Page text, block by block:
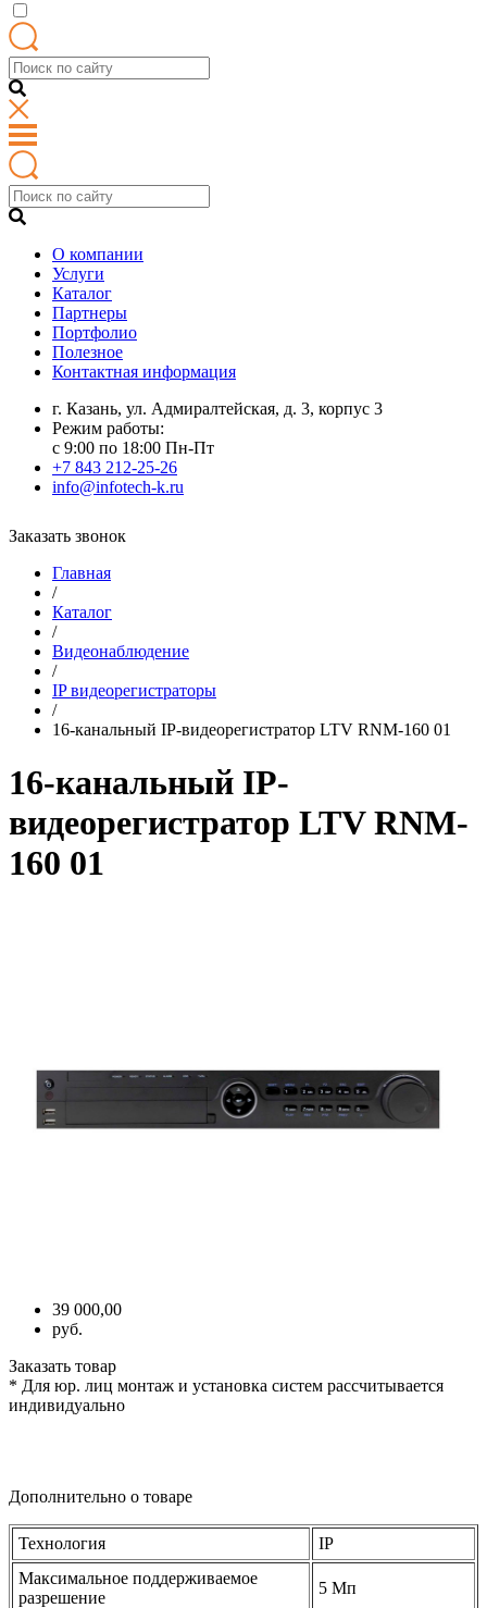
О компании
Услуги
Каталог
Партнеры
Портфолио
Полезное
Контактная информация
г. Казань, ул. Адмиралтейская, д. 3, корпус 3
Режим работы:
с 9:00 по 18:00 Пн-Пт
+7 843 212-25-26
info@infotech-k.ru
Заказать звонок
Главная
/
Каталог
/
Видеонаблюдение
/
IP видеорегистраторы
/
16-канальный IP-видеорегистратор LTV RNM-160 01
16-канальный IP-
видеорегистратор LTV RNM-
160 01
39 000,00
руб.
Заказать товар
* Для юр. лиц монтаж и установка систем рассчитывается
индивидуально
Дополнительно о товаре
Технология
IP
Максимальное поддерживаемое
разрешение
5 Мп